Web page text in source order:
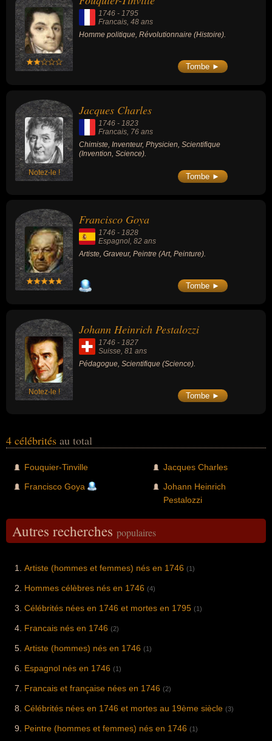
de leurs morts, ils peuvent avoir été francais, espagnol ou suisse
par exemple.
1746 - 1795
Francais, 48 ans
Homme politique, Révolutionnaire (Histoire).
Tombe ►
Notez-le !
Jacques Charles
1746 - 1823
Francais , 76 ans
Chimiste, Inventeur, Physicien, Scientifique
(Invention, Science).
Tombe ►
Francisco Goya
1746 - 1828
Espagnol, 82 ans
Artiste, Graveur, Peintre (Art, Peinture).
Tombe ►
Notez-le !
Johann Heinrich Pestalozzi
1746 - 1827
Suisse , 81 ans
Pédagogue, Scientifique (Science).
Tombe ►
4 célébrités au total
Fouquier-Tinville
Francisco Goya
Jacques Charles
Johann Heinrich
Pestalozzi
Autres recherches populaires
Artiste (hommes et femmes) nés en 1746 (1)
Hommes célèbres nés en 1746 (4)
Célébrités nées en 1746 et mortes en 1795 (1)
Francais nés en 1746 (2)
Artiste (hommes) nés en 1746 (1)
Espagnol nés en 1746 (1)
Francais et française nées en 1746 (2)
Célébrités nées en 1746 et mortes au 19ème siècle (3)
Peintre (hommes et femmes) nés en 1746 (1)